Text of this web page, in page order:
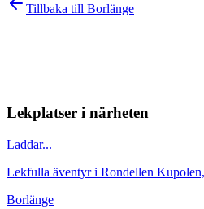
Tillbaka till Borlänge
Lekplatser i närheten
Laddar...
Lekfulla äventyr i Rondellen
Borlänge